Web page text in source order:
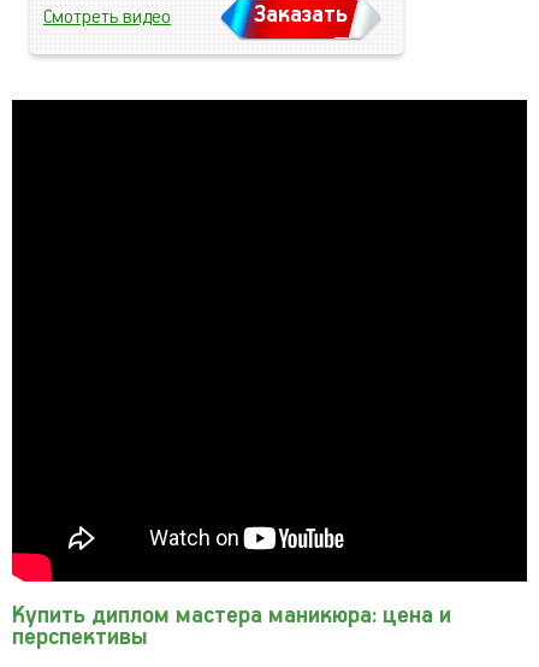
Смотреть видео Заказать
Купить диплом мастера маникюра: цена и
перспективы